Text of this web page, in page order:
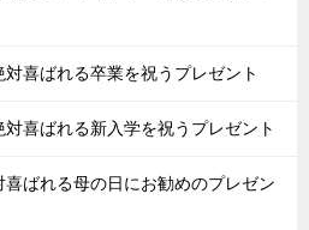
喜ばれる卒業を祝うプレゼント
喜ばれる新入学を祝うプレゼント
ばれる母の日にお勧めのプレゼン